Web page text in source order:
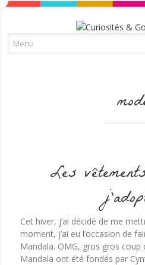
Les
Cet hiver, j’ai décidé de me
moment, j’ai eu l’occasion de
Mandala. OMG, gros gros
Mandala ont été fondés par